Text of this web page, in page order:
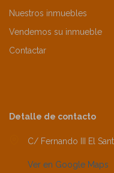
Nuestros inmuebles
Vendemos su inmueble
Contactar
Detalle de contacto
C/ Fernando III El
Ver en Google Maps